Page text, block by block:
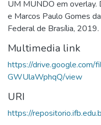
UM MUNDO em overlay.
e Marcos Paulo Gomes
Federal de Brasília,
Multimedia link
https://drive.google.com/
GWUlaWphqQ/view
URI
https://